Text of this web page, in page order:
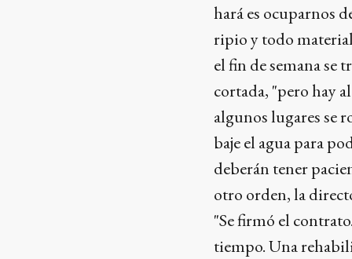
hará es ocuparnos
ripio y todo
el fin de semana se
cortada, "pero hay
algunos lugares se
baje el agua para
deberán tener
otro orden, la
"Se firmó el
tiempo. Una